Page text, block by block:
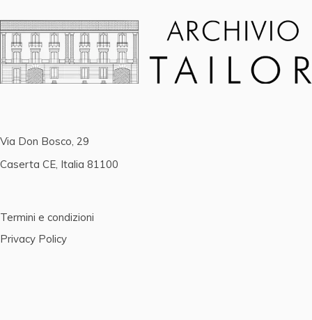
Via Don Bosco, 29
Caserta CE, Italia 81100
Termini e condizioni
Privacy Policy